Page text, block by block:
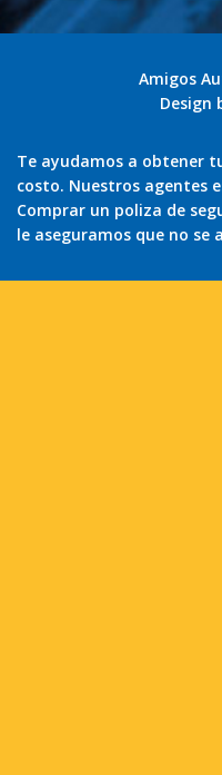
Amigos
Design
Te ayudamos a obtener
costo. Nuestros agentes
Comprar un poliza de
le aseguramos que no se